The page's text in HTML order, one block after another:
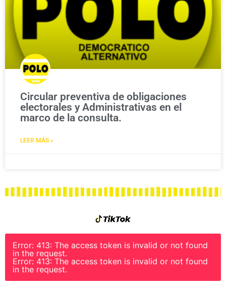
Circular preventiva de obligaciones
electorales y Administrativas en el
marco de la consulta.
LEER MÁS »
Error: 413: The access token is invalid or not found
in the request.
Error: 413: The access token is invalid or not found
in the request.